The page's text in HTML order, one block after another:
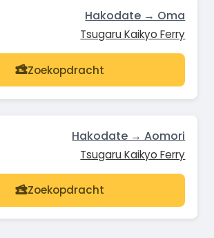
Hakodate → Oma
Tsugaru Kaikyo Ferry
Zoekopdracht
Hakodate → Aomori
Tsugaru Kaikyo Ferry
Zoekopdracht